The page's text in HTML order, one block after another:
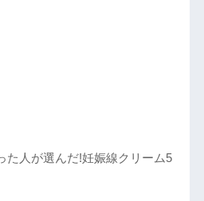
た人が選んだ!妊娠線クリーム5